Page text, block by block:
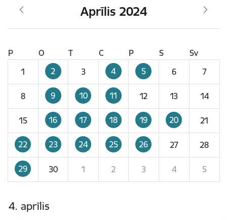
Aprīlis 2024
P O T C P S
Sv
1
2 3 4 5 6 7
8 9 10 11 12 13 14
15 16 17 18 19 20 21
22 23 24 25 26 27 28
29 30 1 2 3 4 5
4. aprīlis